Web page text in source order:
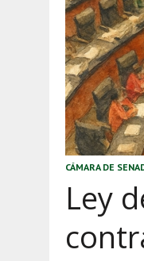
CÁMARA DE
Ley